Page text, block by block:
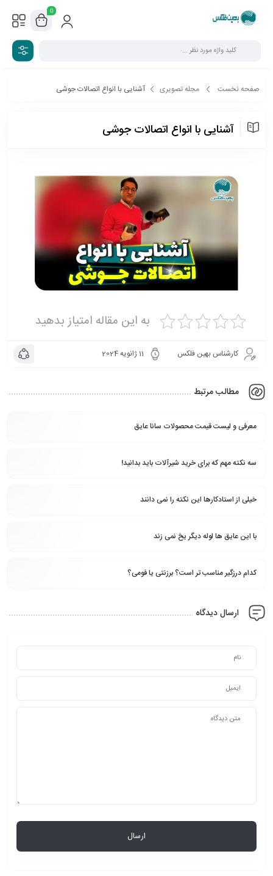
0
صفحه نخست مجله تصویری آشنایی با انواع اتصالات جوشی
آشنایی با انواع اتصالات جوشی
به این مقاله امتیاز بدهید
کارشناس بهین فلکس 11 ژانویه 2024
مطالب مرتبط
معرفی و لیست قیمت محصولات سانا عایق
سه نکته مهم که برای خرید شیرآلات باید بدانید!
خیلی از استادکارها این نکته را نمی دانند
با این عایق ها لوله دیگر یخ نمی زند
کدام درزگیر مناسب تر است؟ برزنتی یا فومی؟
ارسال دیدگاه